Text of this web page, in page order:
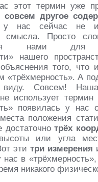
этот термин уже
совсем другое
у нас сейчас не
смысла. Просто
нами для
нашего
того, что
«трёхмерность». А
Совсем!
использует термин
появилась у нас
положения
достаточнотрёх
или угла
эти три измерения
нас в
никакого